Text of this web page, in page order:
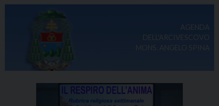
AGENDA
DELL'ARCIVESCOVO
MONS. ANGELO SPINA